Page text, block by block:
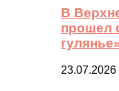
В
прошел
23.07.2026